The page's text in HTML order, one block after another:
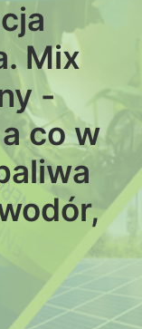
Mix
-
co w